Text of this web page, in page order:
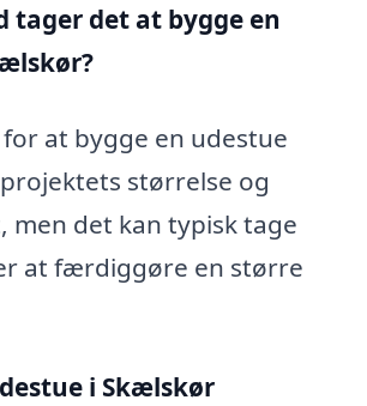
tager det at bygge en
at bygge en udestue
størrelse og
men det kan typisk tage
at færdiggøre en større
i Skælskør